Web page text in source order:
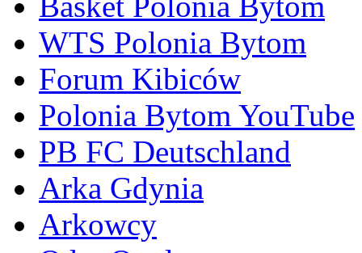
WTS Polonia Bytom
Forum Kibiców
Polonia Bytom YouTube
PB FC Deutschland
Arka Gdynia
Arkowcy